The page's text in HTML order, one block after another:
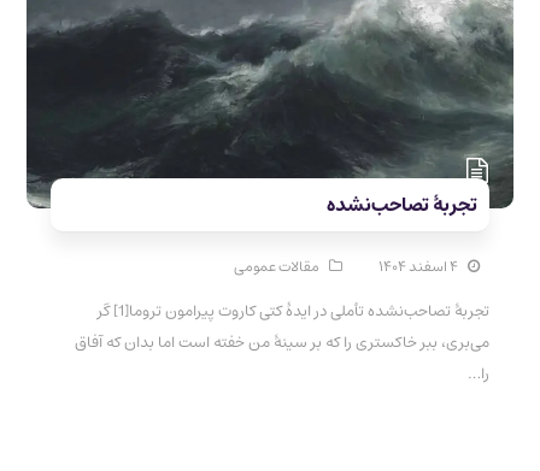
تجربهٔ تصاحب‌نشده
۴ اسفند ۱۴۰۴ مقالات عمومی
تجربهٔ تصاحب‌نشده تأملی در ایدهٔ کتی کاروت پیرامون تروما[1] گر
می‌بری، ببر خاکستری را که بر سینهٔ من خفته است اما بدان که آفاق
را…